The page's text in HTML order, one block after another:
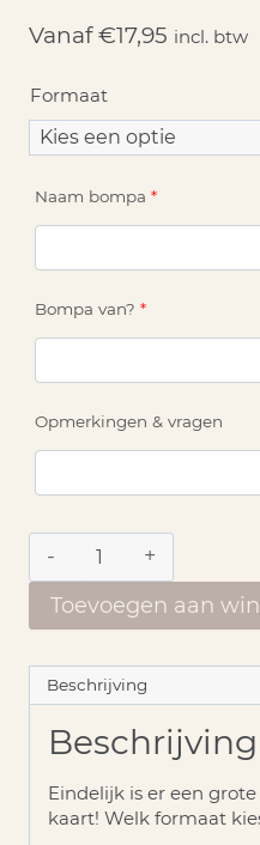
Vanaf €17,95 incl. btw
Formaat
Naam bompa *
Bompa van? *
Opmerkingen & vragen
Poster
Dictionary
'Bompa'
Toevoegen aan
Beschrijving
Beschrijving
Eindelijk is er een
kaart! Welk formaat